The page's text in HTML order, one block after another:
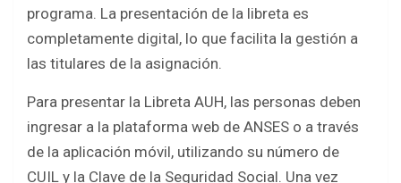
programa. La presentación de la libreta es
completamente digital, lo que facilita la gestión a
las titulares de la asignación.
Para presentar la Libreta AUH, las personas deben
ingresar a la plataforma web de ANSES o a través
de la aplicación móvil, utilizando su número de
CUIL y la Clave de la Seguridad Social. Una vez